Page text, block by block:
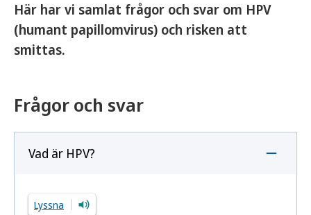
Här har vi samlat frågor och svar om HPV
(humant papillomvirus) och risken att
smittas.
Frågor och svar
Vad är HPV?
Lyssna